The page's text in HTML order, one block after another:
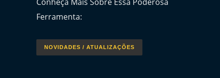
Ferramenta:
NOVIDADES / ATUALIZAÇÕES